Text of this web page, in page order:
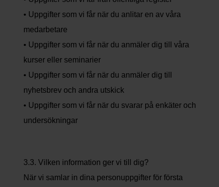
• Uppgifter som vi får när du anlitar en av våra
medarbetare
• Uppgifter som vi får när du anmäler dig till våra
kurser eller seminarier
• Uppgifter som vi får när du anmäler dig till
nyhetsbrev och andra utskick
• Uppgifter som vi får när du svarar på enkäter och
undersökningar
3.3. Vilken information ger vi till dig?
När vi samlar in dina personuppgifter för första